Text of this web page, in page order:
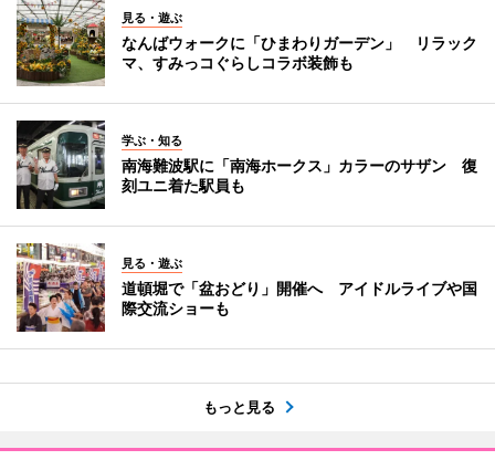
見る・遊ぶ
なんばウォークに「ひまわりガーデン」 リラック
マ、すみっコぐらしコラボ装飾も
学ぶ・知る
南海難波駅に「南海ホークス」カラーのサザン 復
刻ユニ着た駅員も
見る・遊ぶ
道頓堀で「盆おどり」開催へ アイドルライブや国
際交流ショーも
もっと見る